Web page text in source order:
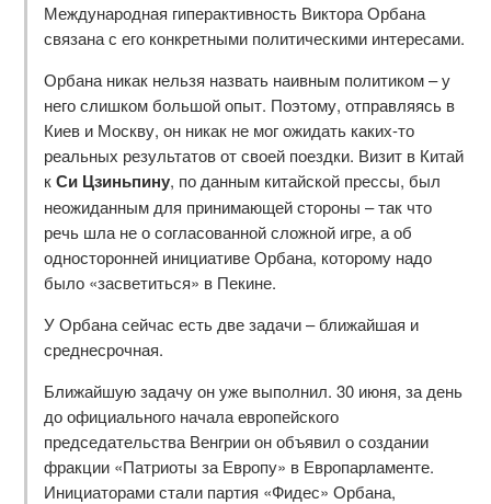
Международная гиперактивность Виктора Орбана
связана с его конкретными политическими интересами.
Орбана никак нельзя назвать наивным политиком – у
него слишком большой опыт. Поэтому, отправляясь в
Киев и Москву, он никак не мог ожидать каких-то
реальных результатов от своей поездки. Визит в Китай
кСи Цзиньпину, по данным китайской прессы, был
неожиданным для принимающей стороны – так что
речь шла не о согласованной сложной игре, а об
односторонней инициативе Орбана, которому надо
было «засветиться» в Пекине.
У Орбана сейчас есть две задачи – ближайшая и
среднесрочная.
Ближайшую задачу он уже выполнил. 30 июня, за день
до официального начала европейского
председательства Венгрии он объявил о создании
фракции «Патриоты за Европу» в Европарламенте.
Инициаторами стали партия «Фидес» Орбана,